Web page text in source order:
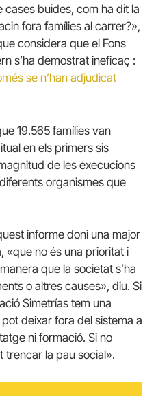
cases buides, com ha dit la
fora famílies al carrer?»,
considera que el Fons
s’ha demostrat ineficaç :
se n’han adjudicat
19.565 famílies van
en els primers sis
de les execucions
organismes que
informe doni una major
«que no és una prioritat i
que la societat s’ha
o altres causes», diu. Si
Simetrías tem una
deixar fora del sistema a
ni formació. Si no
trencar la pau social».